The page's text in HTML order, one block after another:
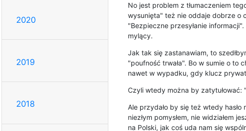
2020
2019
2018
No jest problem z tłumaczeniem
wysunięta" też nie oddaje dobrze o
"Bezpieczne przesyłanie
mylący.
Jak tak się zastanawiam, to
"poufność trwała". Bo w sumie o to
nawet w wypadku, gdy klucz
Czyli wtedy można by zatytułować:
Ale przydało by się też wtedy
niezłym pomysłem, nie widziałem
na Polski, jak coś uda nam się